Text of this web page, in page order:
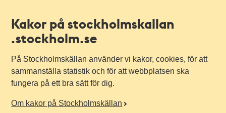
Kakor på stockholmskallan
.stockholm.se
På Stockholmskällan använder vi kakor, cookies, för att
sammanställa statistik och för att webbplatsen ska
fungera på ett bra sätt för dig.
Om kakor på Stockholmskällan